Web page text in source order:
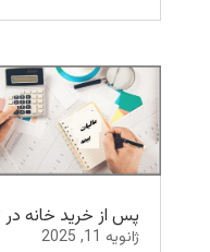
پس از خرید خانه
ژانویه 11, 2025